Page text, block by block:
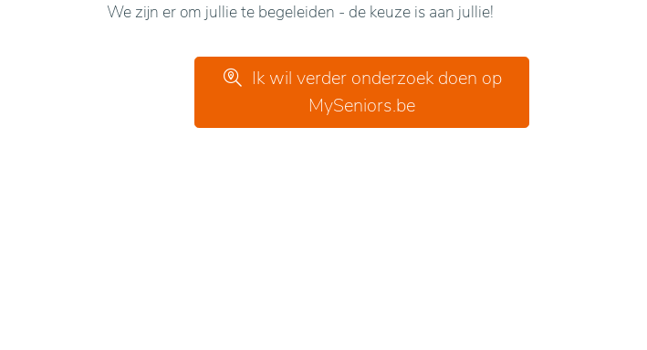
We zijn er om jullie te begeleiden - de keuze is aan jullie!
Ik wil verder onderzoek doen op
MySeniors.be